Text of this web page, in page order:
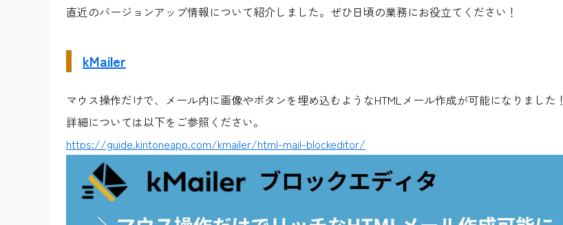
直近のバージョンアップ情報について紹介しました。ぜひ日頃の業務にお役立てください！
kMailer
マウス操作だけで、メール内に画像やボタンを埋め込むようなHTMLメール作成が可能になりました！
詳細については以下をご参照ください。
https://guide.kintoneapp.com/kmailer/html-mail-blockeditor/